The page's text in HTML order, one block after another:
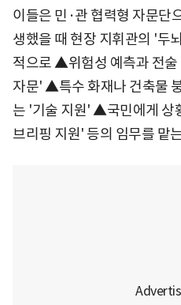
이들은 민·관 협력형 자문단
생했을 때 현장 지휘관의 '두
적으로 ▲위험성 예측과 전
자문' ▲특수 화재나 건축물
는 '기술 지원' ▲국민에게 상
브리핑 지원' 등의 임무를 맡